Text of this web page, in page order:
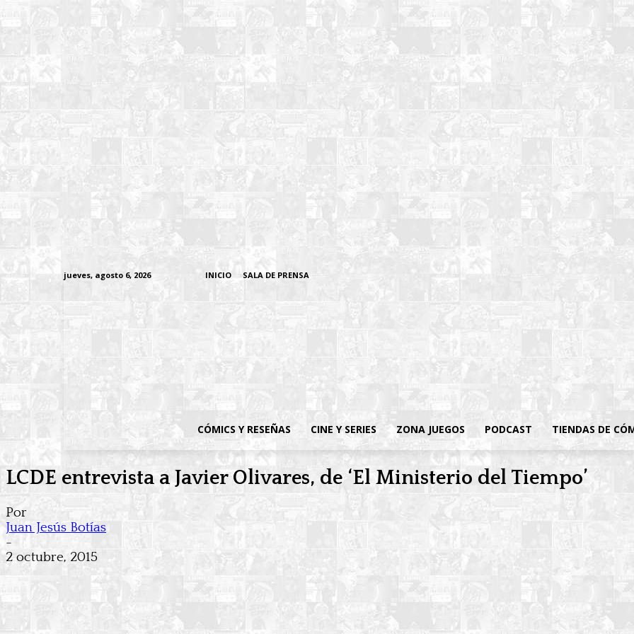
jueves, agosto 6, 2026 INICIO SALA DE PRENSA
CÓMICS Y RESEÑAS CINE Y SERIES ZONA JUEGOS PODCAST TIENDAS DE
LCDE entrevista a Javier Olivares, de ‘El Ministerio del Tiempo’
Por
Juan Jesús Botías
-
2 octubre, 2015